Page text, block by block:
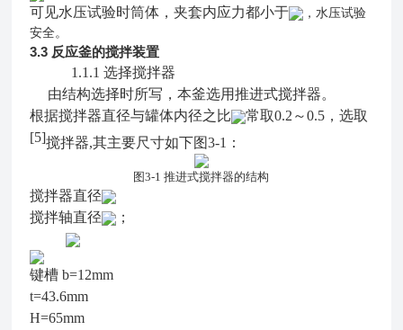
可见水压试验时筒体，夹套内应力都小于
，水压试验
安全。
3.3 反应釜的搅拌装置
1.1.1 选择搅拌器
由结构选择时所写，本釜选用推进式搅拌器。
根据搅拌器直径与罐体内径之比
常取0.2 ～0.5，选取
[5]搅拌器,其主要尺寸如下图3-1：
图3-1 推进式搅拌器的结构
搅拌器直径
搅拌轴直径
；
键槽 b=12mm
t=43.6mm
H=65mm